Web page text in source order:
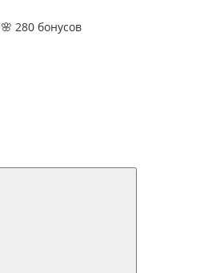
🌸 280 бонусов